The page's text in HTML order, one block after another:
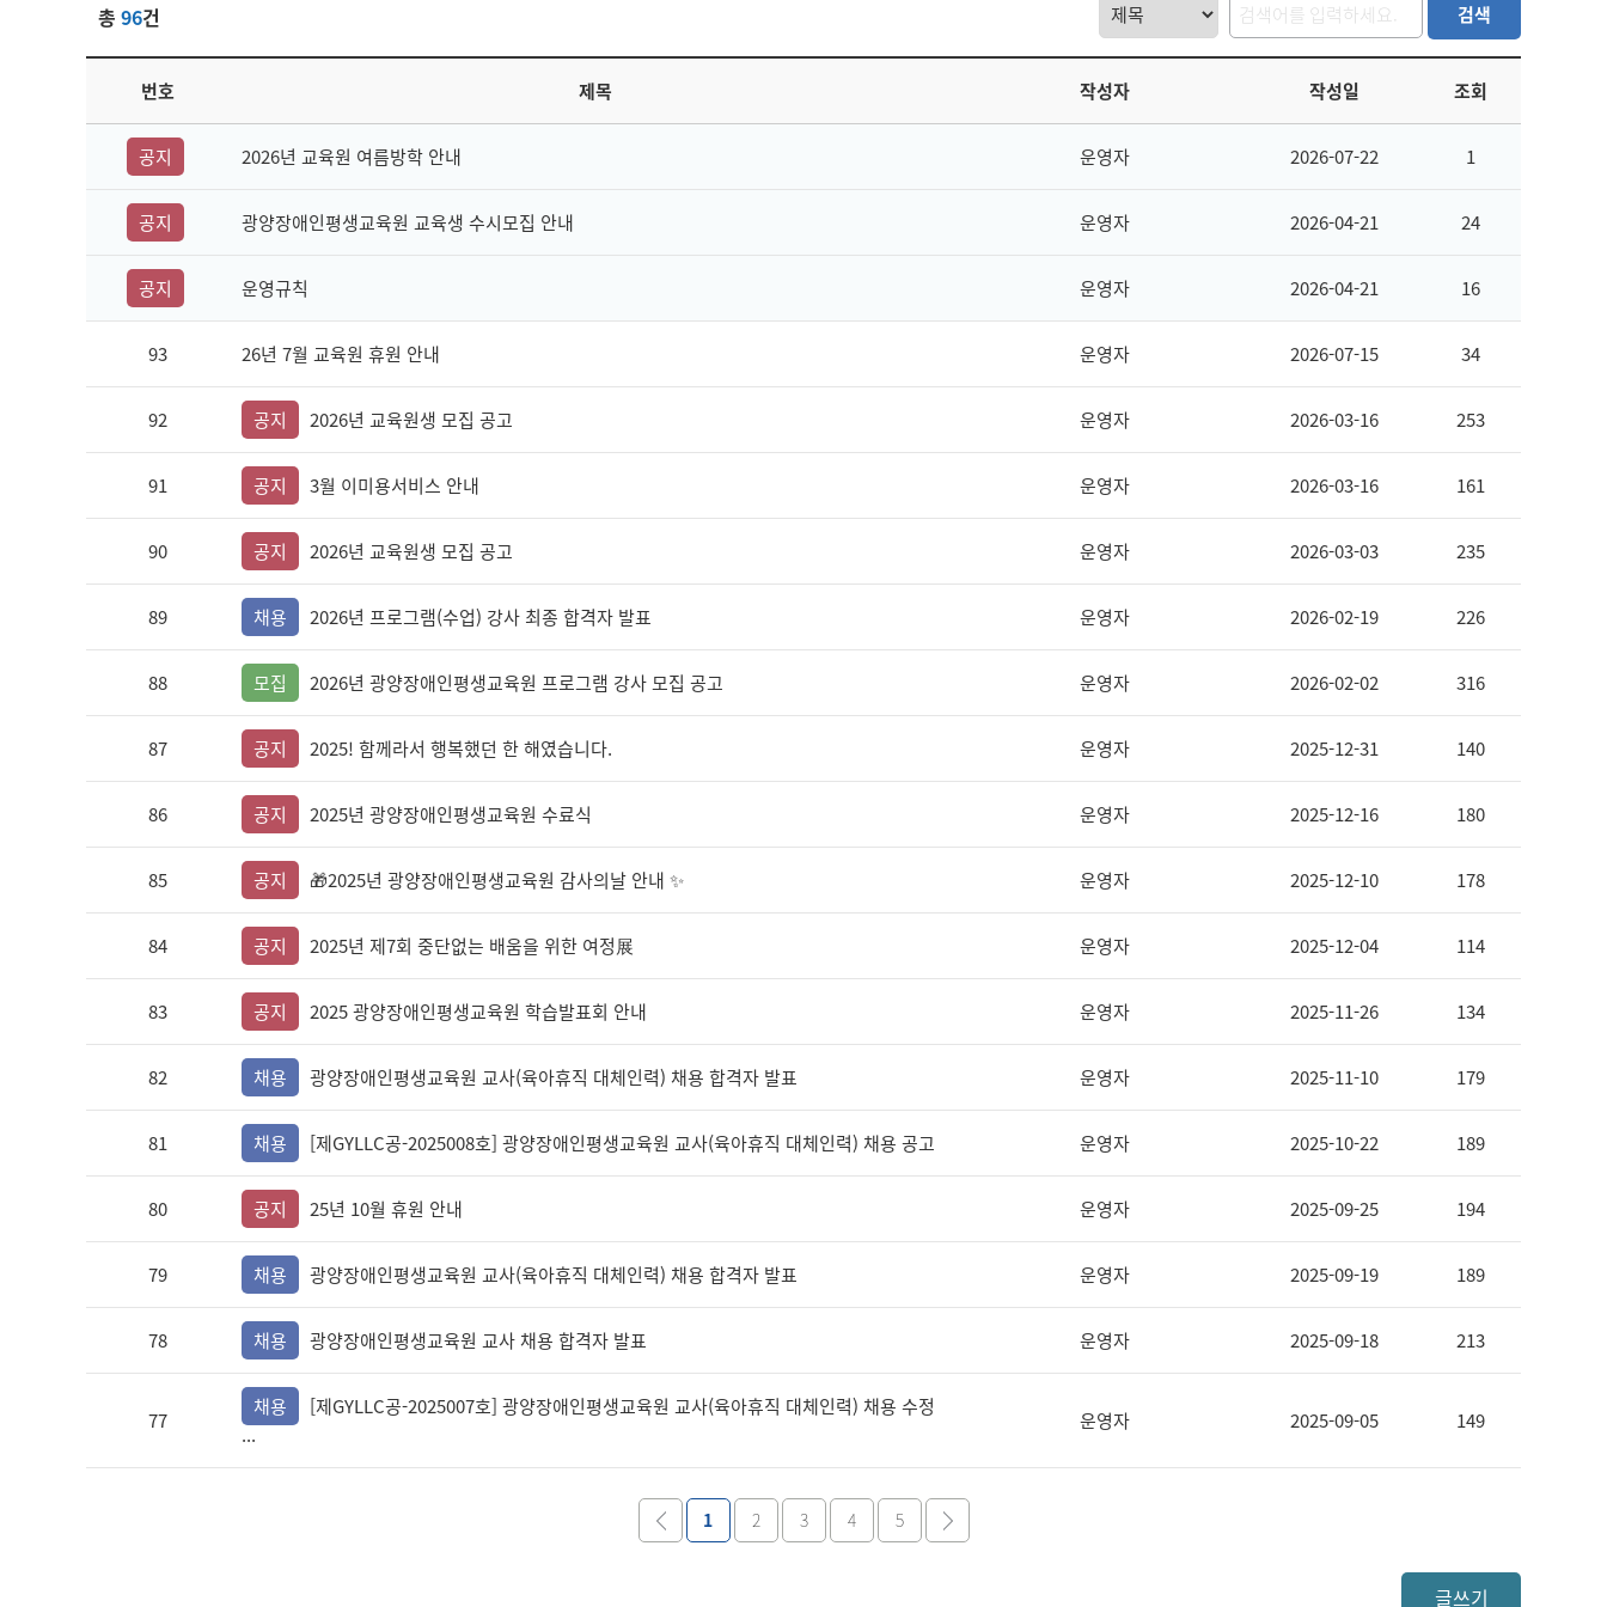
총 96건
번호 제목 작성자 작성일 조회
공지 2026년 교육원 여름방학 안내 운영자 2026-07-22 1
공지 광양장애인평생교육원 교육생 수시모집 안내 운영자 2026-04-21 24
공지 운영규칙 운영자 2026-04-21 16
93 26년 7월 교육원 휴원 안내 운영자 2026-07-15 34
92 공지 2026년 교육원생 모집 공고 운영자 2026-03-16 253
91 공지 3월 이미용서비스 안내 운영자 2026-03-16 161
90 공지 2026년 교육원생 모집 공고 운영자 2026-03-03 235
89 채용 2026년 프로그램(수업) 강사 최종 합격자 발표 운영자 2026-02-19 226
88 모집 2026년 광양장애인평생교육원 프로그램 강사 모집 공고 운영자 2026-02-02 316
87 공지 2025! 함께라서 행복했던 한 해였습니다. 운영자 2025-12-31 140
86 공지 2025년 광양장애인평생교육원 수료식 운영자 2025-12-16 180
85 공지 🎁2025년 광양장애인평생교육원 감사의날 안내 ✨ 운영자 2025-12-10 178
84 공지 2025년 제7회 중단없는 배움을 위한 여정展 운영자 2025-12-04 114
83 공지 2025 광양장애인평생교육원 학습발표회 안내 운영자 2025-11-26 134
82 채용 광양장애인평생교육원 교사(육아휴직 대체인력) 채용 합격자 발표 운영자 2025-11-10 179
81 채용 [제GYLLC공-2025008호] 광양장애인평생교육원 교사(육아휴직 대체인력) 채용 공고 운영자 2025-10-22 189
80 공지 25년 10월 휴원 안내 운영자 2025-09-25 194
79 채용 광양장애인평생교육원 교사(육아휴직 대체인력) 채용 합격자 발표 운영자 2025-09-19 189
78 채용 광양장애인평생교육원 교사 채용 합격자 발표 운영자 2025-09-18 213
77
채용
[제GYLLC공-2025007호] 광양장애인평생교육원 교사(육아휴직 대체인력) 채용 수정
...
운영자 2025-09-05 149
1 2 3 4 5
글쓰기